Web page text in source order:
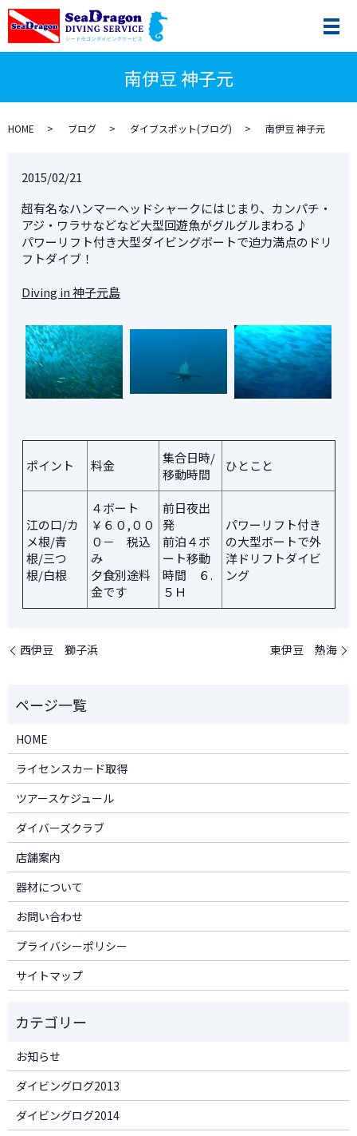
南伊豆 神子元
HOME ブログ ダイブスポット(ブログ) 南伊豆 神子元
2015/02/21
超有名なハンマーヘッドシャークにはじまり、カンパチ・
アジ・ワラサなどなど大型回遊魚がグルグルまわる♪
パワーリフト付き大型ダイビングボートで迫力満点のドリ
フトダイブ！
Diving in 神子元島
ポイント 料金
集合日時/
移動時間
ひとこと
江の口/カ
メ根/青
根/三つ
根/白根
４ボート
￥６０,００
０－ 税込
み
夕食別途料
金です
前日夜出
発
前泊４ボ
ート移動
時間 ６.
５Ｈ
パワーリフト付き
の大型ボートで外
洋ドリフトダイビ
ング
西伊豆 獅子浜 東伊豆 熱海
HOME
ライセンスカード取得
ツアースケジュール
ダイバーズクラブ
店舗案内
器材について
お問い合わせ
プライバシーポリシー
サイトマップ
お知らせ
ダイビングログ2013
ダイビングログ2014